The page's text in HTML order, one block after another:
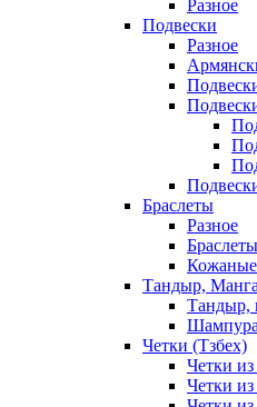
Разное
Подвески
Разное
Браслеты
Разное
Кожаные
Тандыр,
Тандыр,
Четки (Тзбех)
Четки из
Четки из